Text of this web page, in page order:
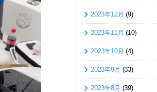
2023年12月 (9)
2023年11月 (10)
2023年10月 (4)
2023年9月 (33)
2023年8月 (39)